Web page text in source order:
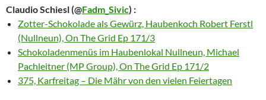
Claudio Schiesl(@Fadm_Sivic) :
Zotter-Schokolade als Gewürz, Haubenkoch Robert Ferstl
(Nullneun), On The Grid Ep 171/3
Schokoladenmenüs im Haubenlokal Nullneun, Michael
Pachleitner (MP Group), On The Grid Ep 171/2
375, Karfreitag – Die Mähr von den vielen Feiertagen